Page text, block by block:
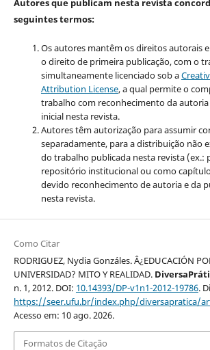
Autores que publicam nesta revista
seguintes termos:
Os autores mantêm os direitos autorais
o direito de primeira publicação, com o
simultaneamente licenciado sob a
Attribution License, a qual permite o
trabalho com reconhecimento da autoria
inicial nesta revista.
Autores têm autorização para assumir
separadamente, para a distribuição não
do trabalho publicada nesta revista (ex.:
repositório institucional ou como
devido reconhecimento de autoria e da
nesta revista.
Como Citar
RODRIGUEZ, Nydia Gonzáles. Â¿EDUCACIÓN
UNIVERSIDAD? MITO Y REALIDAD.
n. 1, 2012. DOI: 10.14393/DP-v1n1-2012-19786.
https://seer.ufu.br/index.php/diversapratica/
Acesso em: 10 ago. 2026.
Formatos de Citação